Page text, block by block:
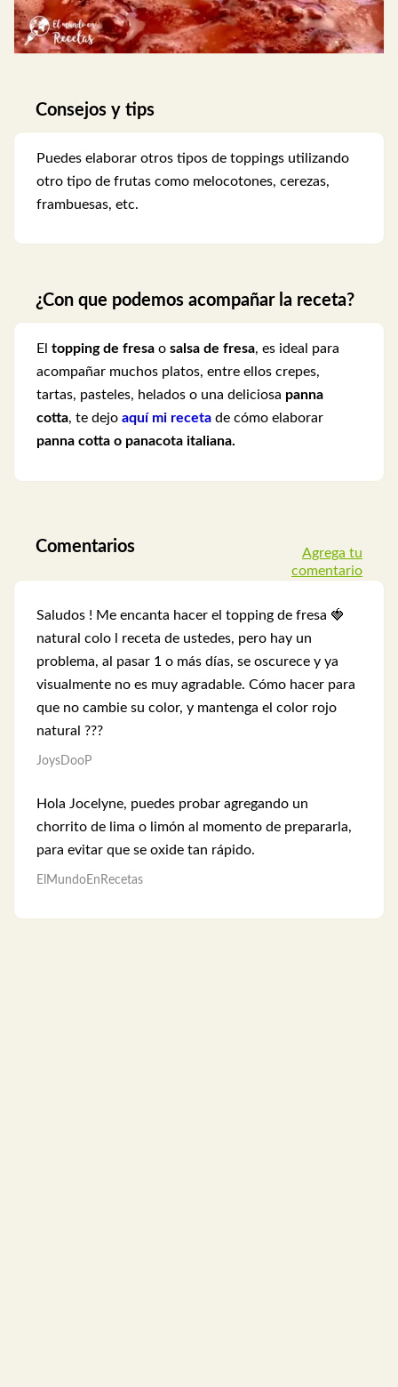
Consejos y tips
Puedes elaborar otros tipos de toppings utilizando
otro tipo de frutas como melocotones, cerezas,
frambuesas, etc.
¿Con que podemos acompañar la receta?
El topping de fresa o salsa de fresa, es ideal para
acompañar muchos platos, entre ellos crepes,
tartas, pasteles, helados o una deliciosa panna
cotta, te dejo aquí mi receta de cómo elaborar
panna cotta o panacota italiana.
Comentarios
Agrega tu
comentario
Saludos ! Me encanta hacer el topping de fresa 🍓
natural colo l receta de ustedes, pero hay un
problema, al pasar 1 o más días, se oscurece y ya
visualmente no es muy agradable. Cómo hacer para
que no cambie su color, y mantenga el color rojo
natural ???
JoysDooP
Hola Jocelyne, puedes probar agregando un
chorrito de lima o limón al momento de prepararla,
para evitar que se oxide tan rápido.
ElMundoEnRecetas